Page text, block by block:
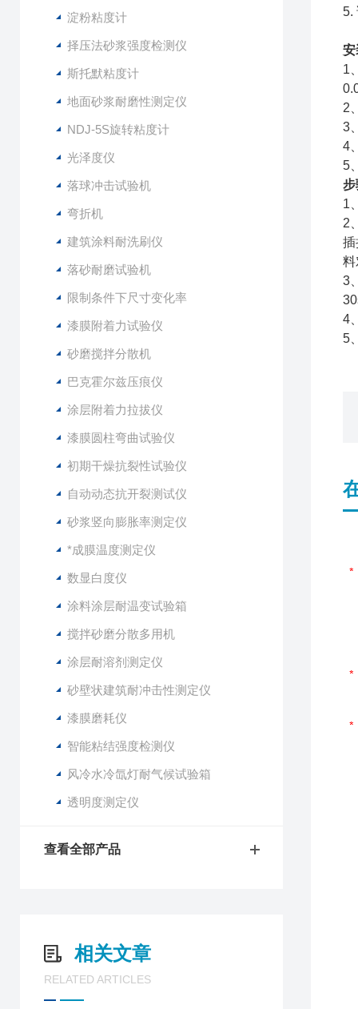
淀粉粘度计
择压法砂浆强度检测仪
斯托默粘度计
地面砂浆耐磨性测定仪
NDJ-5S旋转粘度计
光泽度仪
落球冲击试验机
弯折机
建筑涂料耐洗刷仪
落砂耐磨试验机
限制条件下尺寸变化率
漆膜附着力试验仪
砂磨搅拌分散机
巴克霍尔兹压痕仪
涂层附着力拉拔仪
漆膜圆柱弯曲试验仪
初期干燥抗裂性试验仪
自动动态抗开裂测试仪
砂浆竖向膨胀率测定仪
*成膜温度测定仪
数显白度仪
涂料涂层耐温变试验箱
搅拌砂磨分散多用机
涂层耐溶剂测定仪
砂壁状建筑耐冲击性测定仪
漆膜磨耗仪
智能粘结强度检测仪
风冷水冷氙灯耐气候试验箱
透明度测定仪
查看全部产品
相关文章
RELATED ARTICLES
5.
安
1
2
3
4
5
步
1
2
插
料
3
4
5